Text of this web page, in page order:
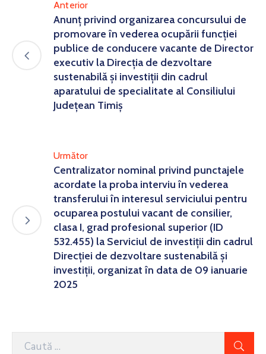
Anterior
Anunț privind organizarea concursului de
promovare în vederea ocupării funcției
publice de conducere vacante de Director
executiv la Direcția de dezvoltare
sustenabilă și investiții din cadrul
aparatului de specialitate al Consiliului
Județean Timiș
Următor
Centralizator nominal privind punctajele
acordate la proba interviu în vederea
transferului în interesul serviciului pentru
ocuparea postului vacant de consilier,
clasa I, grad profesional superior (ID
532.455) la Serviciul de investiții din cadrul
Direcției de dezvoltare sustenabilă și
investiții, organizat în data de 09 ianuarie
2025